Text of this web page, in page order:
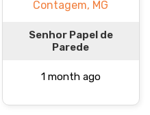
Contagem, MG
Senhor Papel de
Parede
1 month ago